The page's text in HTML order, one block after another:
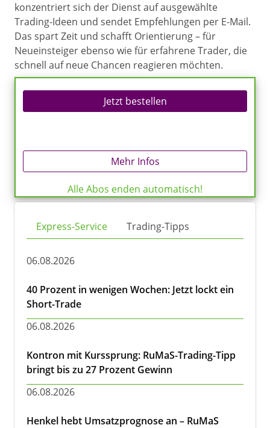
konzentriert sich der Dienst auf ausgewählte
Trading-Ideen und sendet Empfehlungen per E-Mail.
Das spart Zeit und schafft Orientierung – für
Neueinsteiger ebenso wie für erfahrene Trader, die
schnell auf neue Chancen reagieren möchten.
Jetzt bestellen
Mehr Infos
Alle Abos enden automatisch!
Express-Service Trading-Tipps
06.08.2026
40 Prozent in wenigen Wochen: Jetzt lockt ein
Short-Trade
06.08.2026
Kontron mit Kurssprung: RuMaS-Trading-Tipp
bringt bis zu 27 Prozent Gewinn
06.08.2026
Henkel hebt Umsatzprognose an – RuMaS